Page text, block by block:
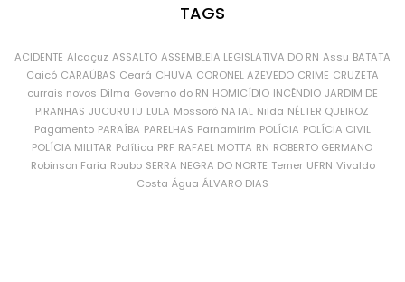
TAGS
ACIDENTE Alcaçuz ASSALTO ASSEMBLEIA LEGISLATIVA DO RN Assu BATATA
Caicó CARAÚBAS Ceará CHUVA CORONEL AZEVEDO CRIME CRUZETA
currais novos Dilma Governo do RN HOMICÍDIO INCÊNDIO JARDIM DE
PIRANHAS JUCURUTU LULA Mossoró NATAL Nilda NÉLTER QUEIROZ
Pagamento PARAÍBA PARELHAS Parnamirim POLÍCIA POLÍCIA CIVIL
POLÍCIA MILITAR Política PRF RAFAEL MOTTA RN ROBERTO GERMANO
Robinson Faria Roubo SERRA NEGRA DO NORTE Temer UFRN Vivaldo
Costa Água ÁLVARO DIAS